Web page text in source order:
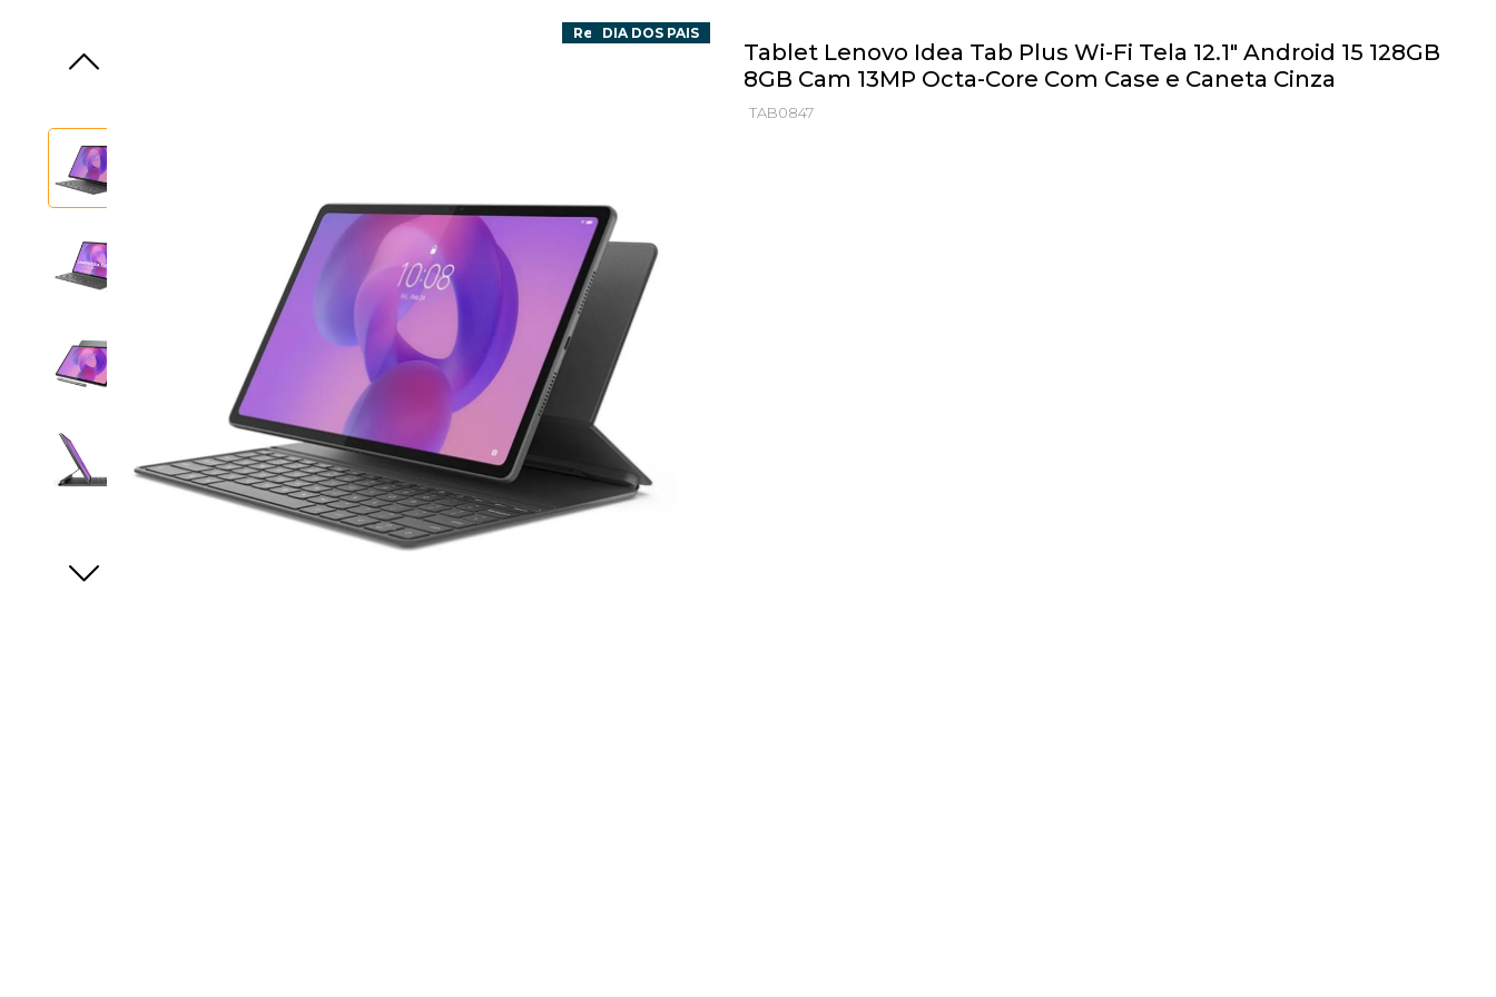
Receba em 3h*🚀
DIA DOS PAIS
Tablet Lenovo Idea Tab Plus Wi-Fi Tela 12.1" Android 15 128GB
8GB Cam 13MP Octa-Core Com Case e Caneta Cinza
TAB0847